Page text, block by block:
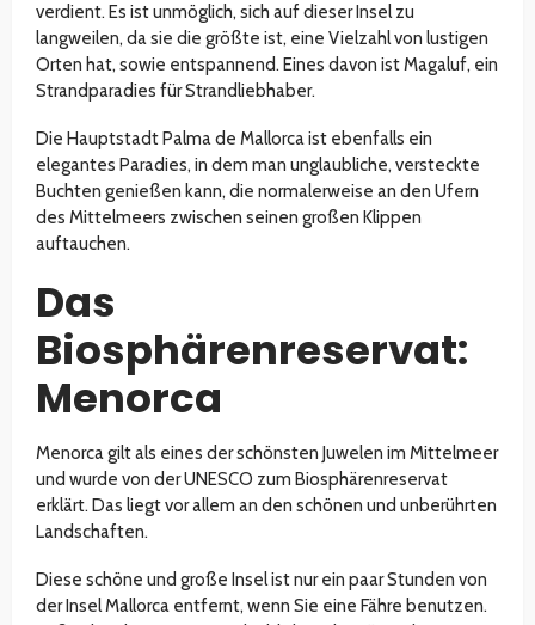
verdient. Es ist unmöglich, sich auf dieser Insel zu
langweilen, da sie die größte ist, eine Vielzahl von lustigen
Orten hat, sowie entspannend. Eines davon ist Magaluf, ein
Strandparadies für Strandliebhaber.
Die Hauptstadt Palma de Mallorca ist ebenfalls ein
elegantes Paradies, in dem man unglaubliche, versteckte
Buchten genießen kann, die normalerweise an den Ufern
des Mittelmeers zwischen seinen großen Klippen
auftauchen.
Das
Biosphärenreservat:
Menorca
Menorca gilt als eines der schönsten Juwelen im Mittelmeer
und wurde von der UNESCO zum Biosphärenreservat
erklärt. Das liegt vor allem an den schönen und unberührten
Landschaften.
Diese schöne und große Insel ist nur ein paar Stunden von
der Insel Mallorca entfernt, wenn Sie eine Fähre benutzen.